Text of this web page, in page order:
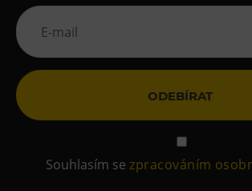
ODEBÍRAT
Souhlasím sezpracováním